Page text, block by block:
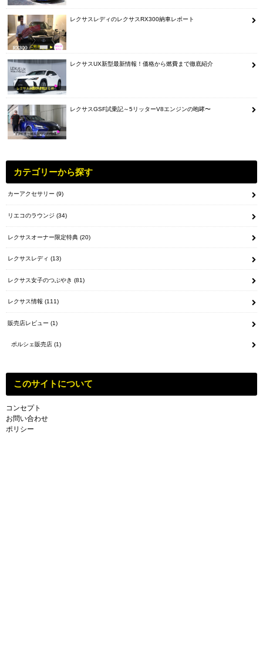
レクサスレディのレクサスRX300納車レポート
レクサスUX新型最新情報！価格から燃費まで徹底紹介
レクサスGSF試乗記～5リッターV8エンジンの咆哮〜
カテゴリーから探す
カーアクセサリー(9)
リエコのラウンジ(34)
レクサスオーナー限定特典(20)
レクサスレディ(13)
レクサス女子のつぶやき(81)
レクサス情報(111)
販売店レビュー(1)
ポルシェ販売店 (1)
このサイトについて
コンセプト
お問い合わせ
ポリシー